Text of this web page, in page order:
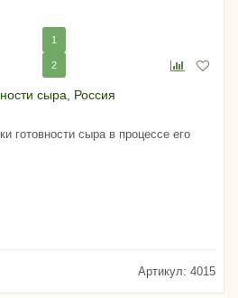
1
2
сыра, Россия
готовности сыра в процессе его
Артикул: 4015